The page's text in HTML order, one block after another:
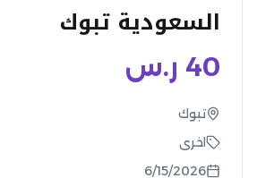
السعودية تبوك
40 ر.س
تبوك
اخرى
6/15/2026